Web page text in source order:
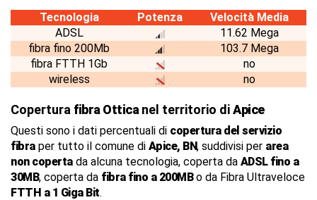
Tecnologia Potenza
Velocità Media
ADSL
11.62 Mega
fibra fino 200Mb
103.7 Mega
fibra FTTH 1Gb
no
wireless
no
Copertura fibra Ottica nel territorio diApice
Questi sono i dati percentuali di copertura del servizio
fibraper tutto il comune di Apice, BN, suddivisi per area
non copertada alcuna tecnologia, coperta da ADSL fino a
30MB, coperta da fibra fino a 200MBo da Fibra Ultraveloce
FTTH a 1 Giga Bit.